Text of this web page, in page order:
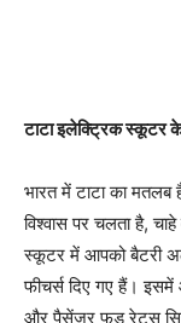
टाटा इलेक्ट्रिक स्कूटर
भारत में टाटा का मतलब
विश्वास पर चलता है,
स्कूटर में आपको बैटरी
फीचर्स दिए गए हैं। इसमें
और पैसेंजर फूड रेट्स